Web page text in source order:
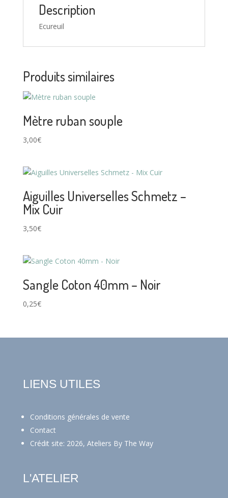
Description
Ecureuil
Produits similaires
Mètre ruban souple
3,00€
Aiguilles Universelles Schmetz –
Mix Cuir
3,50€
Sangle Coton 40mm – Noir
0,25€
LIENS UTILES
Conditions générales de vente
Contact
Crédit site: 2026, Ateliers By The Way
L'ATELIER